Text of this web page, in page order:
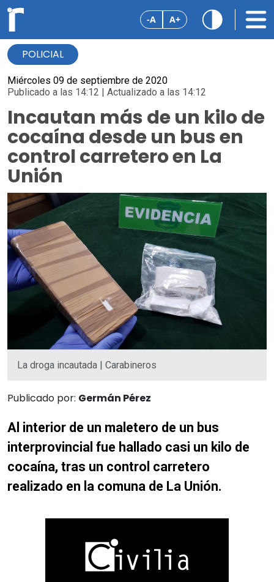
-A A+
POLICIAL
Miércoles 09 de septiembre de 2020
Publicado a las 14:12 | Actualizado a las 14:12
Incautan más de un kilo de
cocaína desde un bus en
control carretero en La
Unión
La droga incautada | Carabineros
Publicado por: Germán Pérez
Al interior de un maletero de un bus
interprovincial fue hallado casi un kilo de
cocaína, tras un control carretero
realizado en la comuna de La Unión.